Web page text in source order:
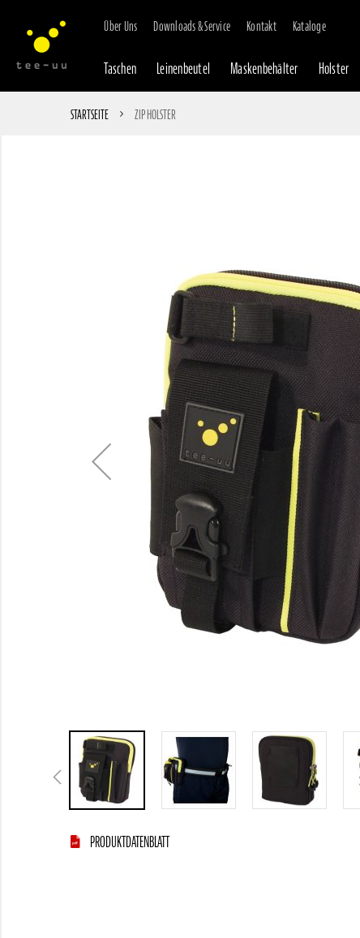
Über Uns Downloads & Service Kontakt Kataloge
Taschen Leinenbeutel Maskenbehälter Holster
STARTSEITE ZIP HOLSTER
AnfangPRODUKTDATENBLATT